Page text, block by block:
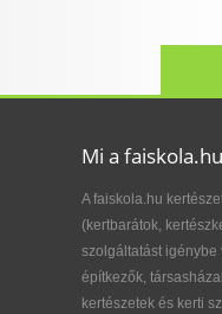
Mi a
A faiskola.hu
(kertbarátok,
szolgáltatást igénybe
építkezők,
kertészetek és kerti